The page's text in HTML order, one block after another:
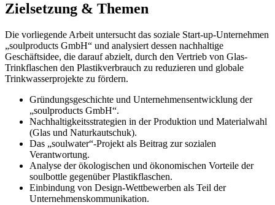
Zielsetzung & Themen
Die vorliegende Arbeit untersucht das soziale Start-up-Unternehmen
„soulproducts GmbH“ und analysiert dessen nachhaltige
Geschäftsidee, die darauf abzielt, durch den Vertrieb von Glas-
Trinkflaschen den Plastikverbrauch zu reduzieren und globale
Trinkwasserprojekte zu fördern.
Gründungsgeschichte und Unternehmensentwicklung der
„soulproducts GmbH“.
Nachhaltigkeitsstrategien in der Produktion und Materialwahl
(Glas und Naturkautschuk).
Das „soulwater“-Projekt als Beitrag zur sozialen
Verantwortung.
Analyse der ökologischen und ökonomischen Vorteile der
soulbottle gegenüber Plastikflaschen.
Einbindung von Design-Wettbewerben als Teil der
Unternehmenskommunikation.